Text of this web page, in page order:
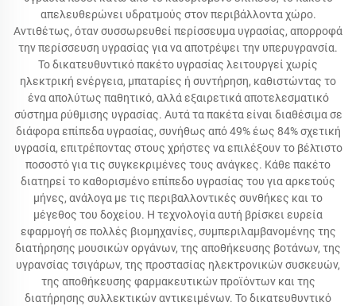
απελευθερώνει υδρατμούς στον περιβάλλοντα χώρο.
Αντιθέτως, όταν συσσωρευθεί περίσσευμα υγρασίας, απορροφά
την περίσσευση υγρασίας για να αποτρέψει την υπερυγρανσία.
Το δικατευθυντικό πακέτο υγρασίας λειτουργεί χωρίς
ηλεκτρική ενέργεια, μπαταρίες ή συντήρηση, καθιστώντας το
ένα απολύτως παθητικό, αλλά εξαιρετικά αποτελεσματικό
σύστημα ρύθμισης υγρασίας. Αυτά τα πακέτα είναι διαθέσιμα σε
διάφορα επίπεδα υγρασίας, συνήθως από 49% έως 84% σχετική
υγρασία, επιτρέποντας στους χρήστες να επιλέξουν το βέλτιστο
ποσοστό για τις συγκεκριμένες τους ανάγκες. Κάθε πακέτο
διατηρεί το καθορισμένο επίπεδο υγρασίας του για αρκετούς
μήνες, ανάλογα με τις περιβαλλοντικές συνθήκες και το
μέγεθος του δοχείου. Η τεχνολογία αυτή βρίσκει ευρεία
εφαρμογή σε πολλές βιομηχανίες, συμπεριλαμβανομένης της
διατήρησης μουσικών οργάνων, της αποθήκευσης βοτάνων, της
υγρανσίας τσιγάρων, της προστασίας ηλεκτρονικών συσκευών,
της αποθήκευσης φαρμακευτικών προϊόντων και της
διατήρησης συλλεκτικών αντικειμένων. Το δικατευθυντικό